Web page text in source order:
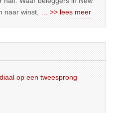
naar winst, … >> lees meer
# 108: AI mondiaal op een tweesprong